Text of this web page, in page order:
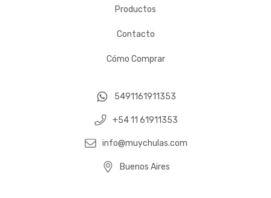
Productos
Contacto
Cómo Comprar
5491161911353
+54 11 61911353
info@muychulas.com
Buenos Aires